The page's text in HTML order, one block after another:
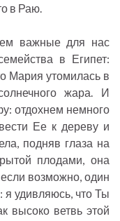
в Раю.
важные для нас
в Египет:
Мария утомилась в
жара. И
отдохнем немного
Ее к дереву и
подняв глаза на
плодами, она
возможно, один
я удивляюсь, что Ты
высоко ветвь этой